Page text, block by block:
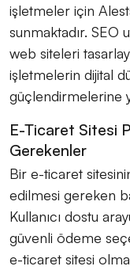
işletmeler için
sunmaktadır. SEO
web siteleri
işletmelerin dijital
güçlendirmelerine
E-Ticaret Sitesi
Gerekenler
Bir e-ticaret
edilmesi gereken
Kullanıcı dostu
güvenli ödeme
e-ticaret sitesi